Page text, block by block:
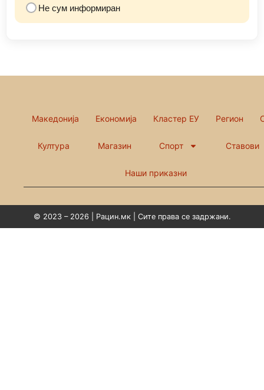
Не сум информиран
Македонија Економија Кластер ЕУ Регион
Култура Магазин Спорт Ставови
Наши приказни
© 2023 – 2026 | Рацин.мк | Сите права се задржани.